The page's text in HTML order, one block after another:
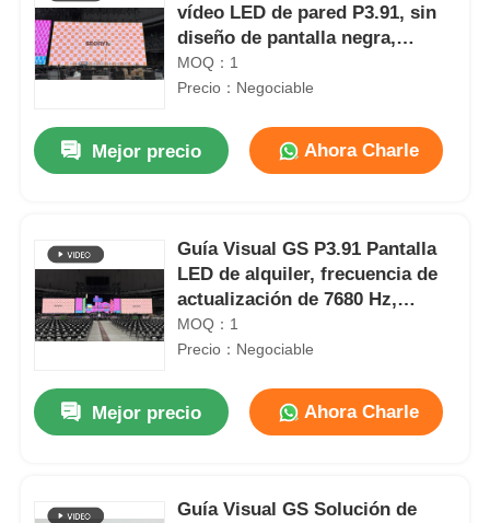
vídeo LED de pared P3.91, sin
diseño de pantalla negra,
pantalla de eventos al aire libre
MOQ：1
Precio：Negociable
Mejor precio Ahora Charle
Guía Visual GS P3.91 Pantalla
LED de alquiler, frecuencia de
actualización de 7680 Hz,
control Nova, uso en conciertos
MOQ：1
Precio：Negociable
Mejor precio Ahora Charle
Guía Visual GS Solución de